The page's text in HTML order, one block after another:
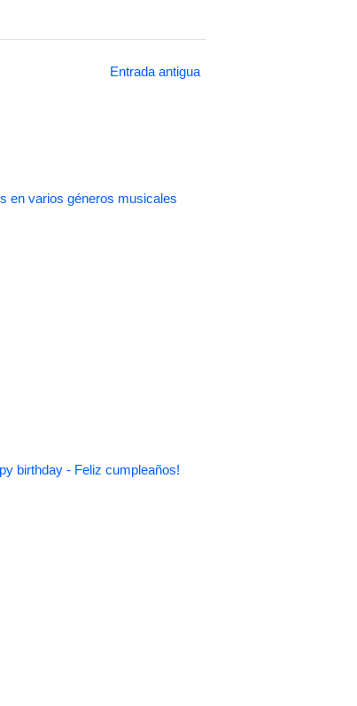
Entrada antigua
en varios géneros musicales
birthday - Feliz cumpleaños!